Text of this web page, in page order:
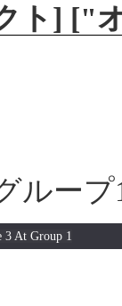
ト] ["
ルー
3 At Group 1